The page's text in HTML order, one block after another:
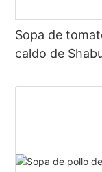
Sopa de
caldo de